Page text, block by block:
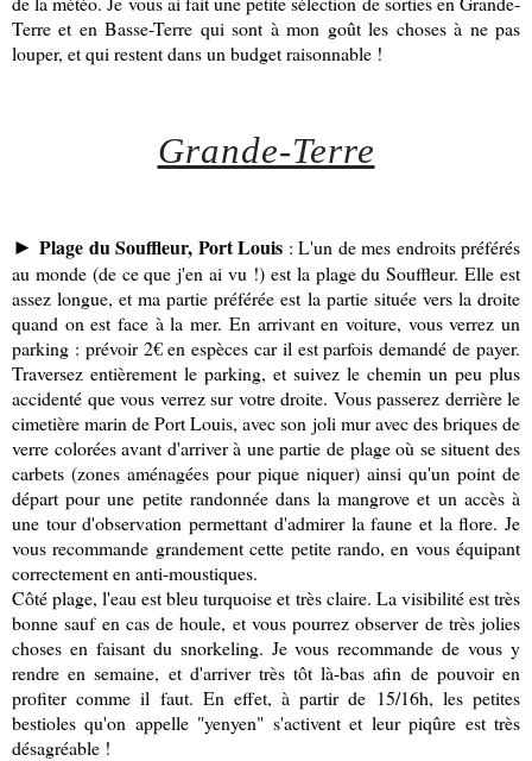
Terre et en Basse-Terre qui sont à mon goût les choses à ne pas
louper, et qui restent dans un budget raisonnable !
Grande-Terre
►Plage du Souffleur, Port Louis : L'un de mes endroits préférés
au monde (de ce que j'en ai vu !) est la plage du Souffleur. Elle est
assez longue, et ma partie préférée est la partie située vers la droite
quand on est face à la mer. En arrivant en voiture, vous verrez un
parking : prévoir 2€ en espèces car il est parfois demandé de payer.
Traversez entièrement le parking, et suivez le chemin un peu plus
accidenté que vous verrez sur votre droite. Vous passerez derrière le
cimetière marin de Port Louis, avec son joli mur avec des briques de
verre colorées avant d'arriver à une partie de plage où se situent des
carbets (zones aménagées pour pique niquer) ainsi qu'un point de
départ pour une petite randonnée dans la mangrove et un accès à
une tour d'observation permettant d'admirer la faune et la flore. Je
vous recommande grandement cette petite rando, en vous équipant
correctement en anti-moustiques.
Côté plage, l'eau est bleu turquoise et très claire. La visibilité est très
bonne sauf en cas de houle, et vous pourrez observer de très jolies
choses en faisant du snorkeling. Je vous recommande de vous y
rendre en semaine, et d'arriver très tôt là-bas afin de pouvoir en
profiter comme il faut. En effet, à partir de 15/16h, les petites
bestioles qu'on appelle "yenyen" s'activent et leur piqûre est très
désagréable !